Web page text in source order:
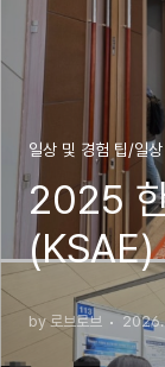
일상 및 경험 팁/일상
2025
(KSAE)
국제여
by 로브로브 2026.